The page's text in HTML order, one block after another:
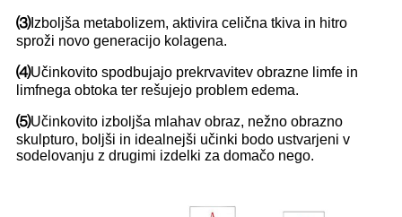
⑶Izboljša metabolizem, aktivira celična tkiva in hitro
sproži novo generacijo kolagena.
⑷Učinkovito spodbujajo prekrvavitev obrazne limfe in
limfnega obtoka ter rešujejo problem edema.
⑸Učinkovito izboljša mlahav obraz, nežno obrazno
skulpturo, boljši in idealnejši učinki bodo ustvarjeni v
sodelovanju z drugimi izdelki za domačo nego.